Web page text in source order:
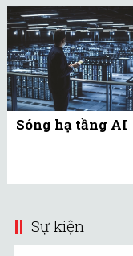
Sóng hạ tầng AI
Sự kiện